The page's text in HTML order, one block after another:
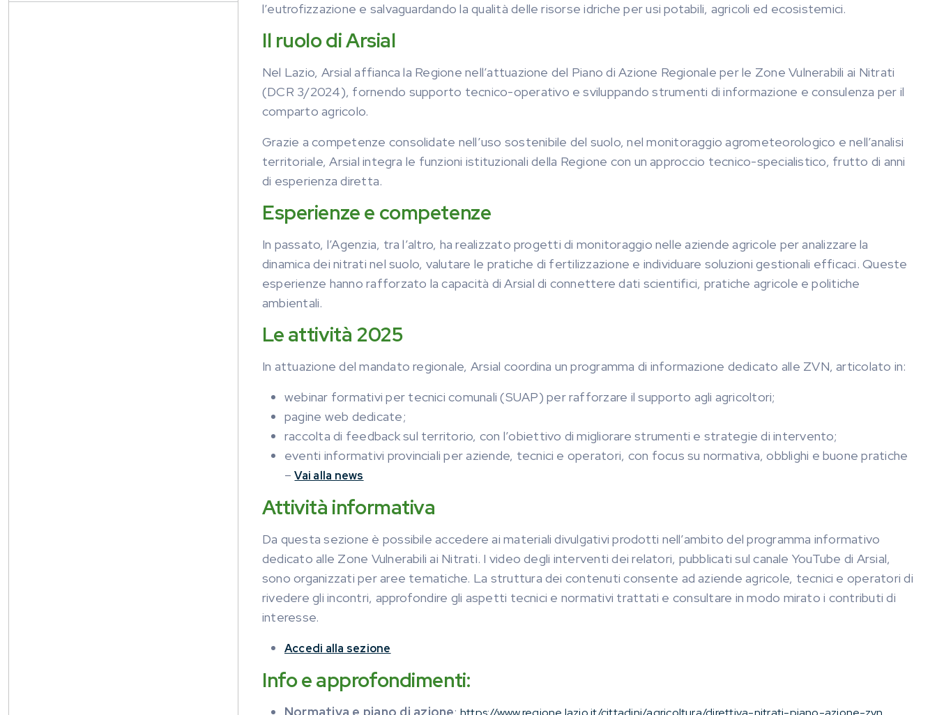
l’eutrofizzazione e salvaguardando la qualità delle risorse idriche per usi potabili, agricoli ed ecosistemici.
Il ruolo di Arsial
Nel Lazio, Arsial affianca la Regione nell’attuazione del Piano di Azione Regionale per le Zone Vulnerabili ai Nitrati
(DCR 3/2024), fornendo supporto tecnico-operativo e sviluppando strumenti di informazione e consulenza per il
comparto agricolo.
Grazie a competenze consolidate nell’uso sostenibile del suolo, nel monitoraggio agrometeorologico e nell’analisi
territoriale, Arsial integra le funzioni istituzionali della Regione con un approccio tecnico-specialistico, frutto di anni
di esperienza diretta.
Esperienze e competenze
In passato, l’Agenzia, tra l’altro, ha realizzato progetti di monitoraggio nelle aziende agricole per analizzare la
dinamica dei nitrati nel suolo, valutare le pratiche di fertilizzazione e individuare soluzioni gestionali efficaci. Queste
esperienze hanno rafforzato la capacità di Arsial di connettere dati scientifici, pratiche agricole e politiche
ambientali.
Le attività 2025
In attuazione del mandato regionale, Arsial coordina un programma di informazione dedicato alle ZVN, articolato in:
webinar formativi per tecnici comunali (SUAP) per rafforzare il supporto agli agricoltori;
pagine web dedicate;
raccolta di feedback sul territorio, con l’obiettivo di migliorare strumenti e strategie di intervento;
eventi informativi provinciali per aziende, tecnici e operatori, con focus su normativa, obblighi e buone pratiche
–Vai alla news
Attività informativa
Da questa sezione è possibile accedere ai materiali divulgativi prodotti nell’ambito del programma informativo
dedicato alle Zone Vulnerabili ai Nitrati. I video degli interventi dei relatori, pubblicati sul canale YouTube di Arsial,
sono organizzati per aree tematiche. La struttura dei contenuti consente ad aziende agricole, tecnici e operatori di
rivedere gli incontri, approfondire gli aspetti tecnici e normativi trattati e consultare in modo mirato i contributi di
interesse.
Accedi alla sezione
Info e approfondimenti: